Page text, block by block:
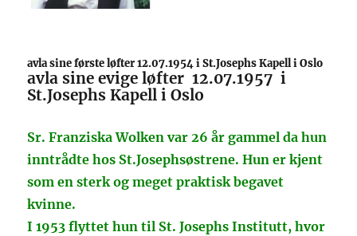
avla sine første løfter 12.07.1954 i St.Josephs Kapell i Oslo
avla sine evige løfter 12.07.1957 i
St.Josephs Kapell i Oslo
Sr. Franziska Wolken var 26 år gammel da hun
inntrådte hos St.Josephsøstrene. Hun er kjent
som en sterk og meget praktisk begavet
kvinne.
I 1953 flyttet hun til St. Josephs Institutt, hvor